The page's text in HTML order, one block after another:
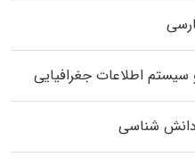
اطلاعات جغرافیایی
دانش شناسی